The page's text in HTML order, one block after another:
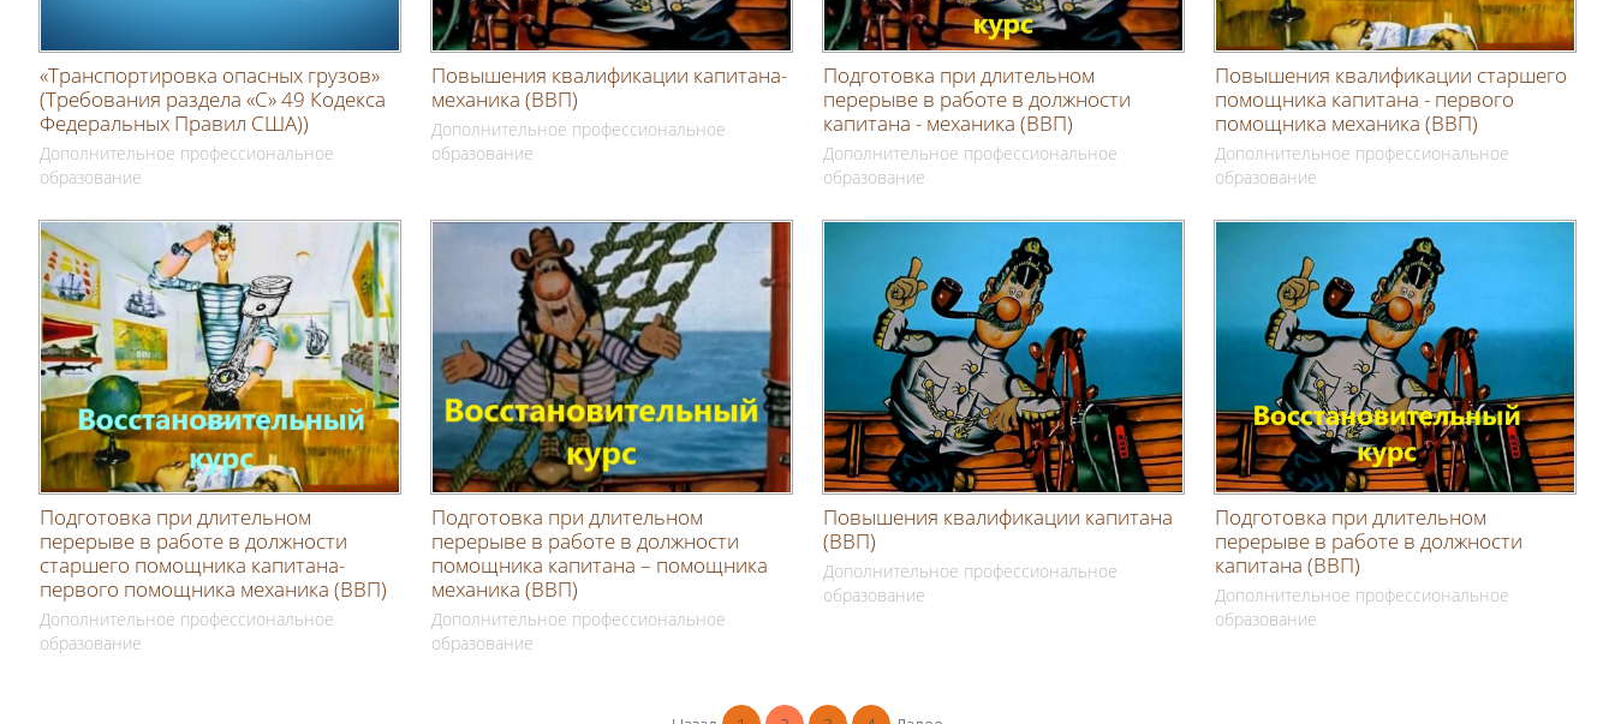
«Транспортировка опасных грузов»
(Требования раздела «С» 49 Кодекса
Федеральных Правил США))
Дополнительное профессиональное
образование
Повышения квалификации капитана-
механика (ВВП)
Дополнительное профессиональное
образование
Подготовка при длительном
перерыве в работе в должности
капитана - механика (ВВП)
Дополнительное профессиональное
образование
Повышения квалификации старшего
помощника капитана - первого
помощника механика (ВВП)
Дополнительное профессиональное
образование
Подготовка при длительном
перерыве в работе в должности
старшего помощника капитана-
первого помощника механика (ВВП)
Дополнительное профессиональное
образование
Подготовка при длительном
перерыве в работе в должности
помощника капитана – помощника
механика (ВВП)
Дополнительное профессиональное
образование
Повышения квалификации капитана
(ВВП)
Дополнительное профессиональное
образование
Подготовка при длительном
перерыве в работе в должности
капитана (ВВП)
Дополнительное профессиональное
образование